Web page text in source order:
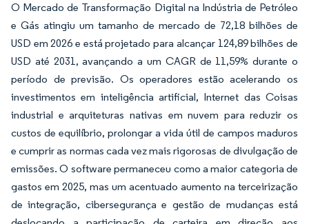
O Mercado de Transformação Digital na Indústria de Petróleo
e Gás atingiu um tamanho de mercado de 72,18 bilhões de
USD em 2026 e está projetado para alcançar 124,89 bilhões de
USD até 2031, avançando a um CAGR de 11,59% durante o
período de previsão. Os operadores estão acelerando os
investimentos em inteligência artificial, Internet das Coisas
industrial e arquiteturas nativas em nuvem para reduzir os
custos de equilíbrio, prolongar a vida útil de campos maduros
e cumprir as normas cada vez mais rigorosas de divulgação de
emissões. O software permaneceu como a maior categoria de
gastos em 2025, mas um acentuado aumento na terceirização
de integração, cibersegurança e gestão de mudanças está